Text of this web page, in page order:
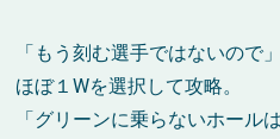
「もう刻む選手ではないので
ほぼ１Wを選択して攻略。
「グリーンに乗らないホール